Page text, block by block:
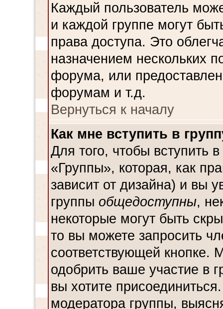
Каждый пользователь
и каждой группе могут
права доступа. Это
назначением нескольких
форума, или
форумам и т.д.
Вернуться к началу
Как мне вступить в
Для того, чтобы вступить
«Группы», которая, как
зависит от дизайна) и вы
группы общедоступны,
некоторые могут быть
то вы можете запросить
соответствующей кнопке.
одобрить ваше участие в
вы хотите
модератора группы,